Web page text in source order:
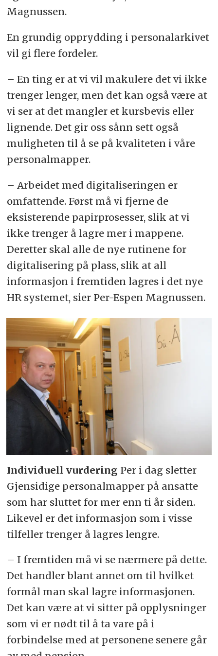
Magnussen.
En grundig opprydding i personalarkivet
vil gi flere fordeler.
– En ting er at vi vil makulere det vi ikke
trenger lenger, men det kan også være at
vi ser at det mangler et kursbevis eller
lignende. Det gir oss sånn sett også
muligheten til å se på kvaliteten i våre
personalmapper.
– Arbeidet med digitaliseringen er
omfattende. Først må vi fjerne de
eksisterende papirprosesser, slik at vi
ikke trenger å lagre mer i mappene.
Deretter skal alle de nye rutinene for
digitalisering på plass, slik at all
informasjon i fremtiden lagres i det nye
HR systemet, sier Per-Espen Magnussen.
Individuell vurdering Per i dag sletter
Gjensidige personalmapper på ansatte
som har sluttet for mer enn ti år siden.
Likevel er det informasjon som i visse
tilfeller trenger å lagres lengre.
– I fremtiden må vi se nærmere på dette.
Det handler blant annet om til hvilket
formål man skal lagre informasjonen.
Det kan være at vi sitter på opplysninger
som vi er nødt til å ta vare på i
forbindelse med at personene senere går